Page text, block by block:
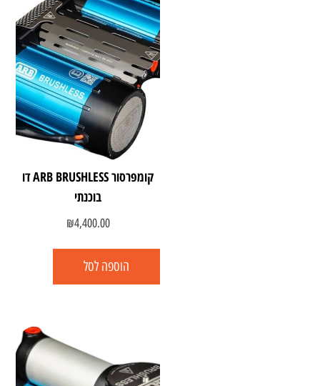
קומפרסור ARB BRUSHLESS דו
בוכנתי
₪4,400.00
הוספה לסל